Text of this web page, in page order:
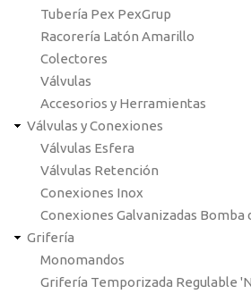
Tubería Pex PexGrup
Racorería Latón Amarillo
Colectores
Válvulas
Accesorios y Herramientas
Válvulas y Conexiones
Válvulas Esfera
Válvulas Retención
Conexiones Inox
Conexiones Galvanizadas Bomba
Grifería
Monomandos
Grifería Temporizada Regulable